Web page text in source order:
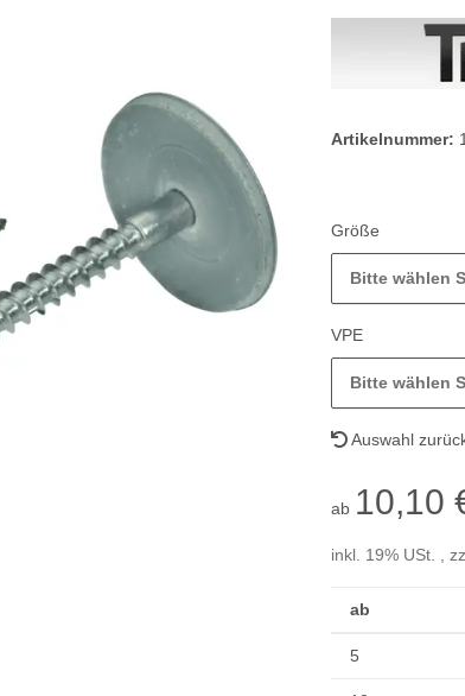
Artikelnummer:
Größe
Bitte wählen
VPE
Bitte wählen
Auswahl
ab 10,10
inkl. 19% USt. ,
ab
5